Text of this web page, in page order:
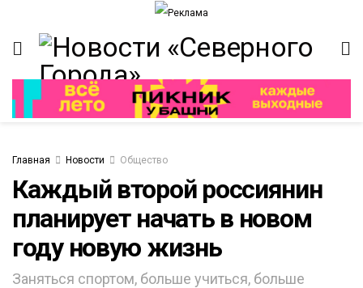
Главная Новости Общество
Каждый второй россиянин
планирует начать в новом
году новую жизнь
Заняться спортом, больше учиться, больше